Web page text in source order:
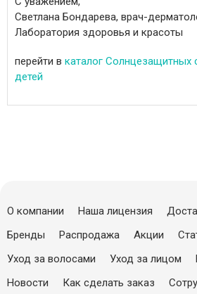
Светлана Бондарева, врач-
Лаборатория здоровья и красоты
перейти в каталог Солнцезащитных
детей
О компании Наша лицензия
Бренды
Распродажа Акции
Уход за волосами
Уход за лицом
Новости
Как сделать заказ